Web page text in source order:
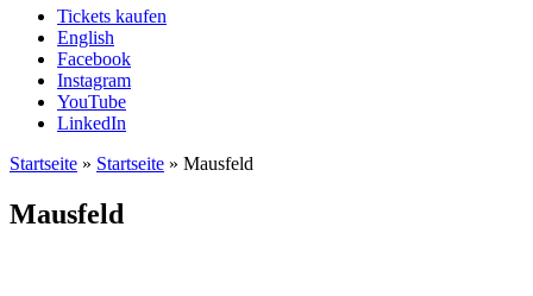
Tickets kaufen
English
Facebook
Instagram
YouTube
LinkedIn
Startseite » Startseite » Mausfeld
Mausfeld